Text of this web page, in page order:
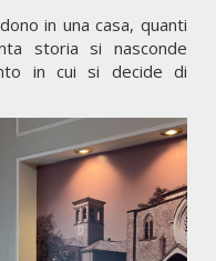
in una casa, quanti
storia si nasconde
in cui si decide di